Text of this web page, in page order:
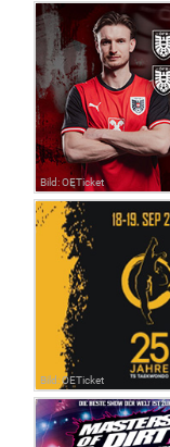
Bild: OETicket
Bild: OETicket